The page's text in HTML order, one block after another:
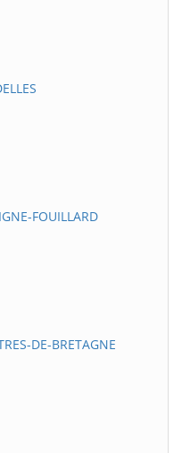
FOUILLARD
DE-BRETAGNE